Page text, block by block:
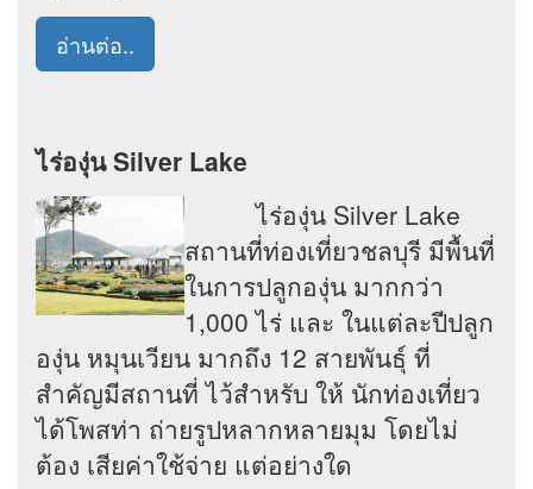
อ่านต่อ..
ไร่องุ่น Silver Lake
ไร่องุ่น Silver Lake
สถานที่ท่องเที่ยวชลบุรี มีพื้นที่
ในการปลูกองุ่น มากกว่า
1,000 ไร่ และ ในแต่ละปีปลูก
องุ่น หมุนเวียน มากถึง 12 สายพันธุ์ ที่
สำคัญมีสถานที่ ไว้สำหรับ ให้ นักท่องเที่ยว
ได้โพสท่า ถ่ายรูปหลากหลายมุม โดยไม่
ต้อง เสียค่าใช้จ่าย แต่อย่างใด